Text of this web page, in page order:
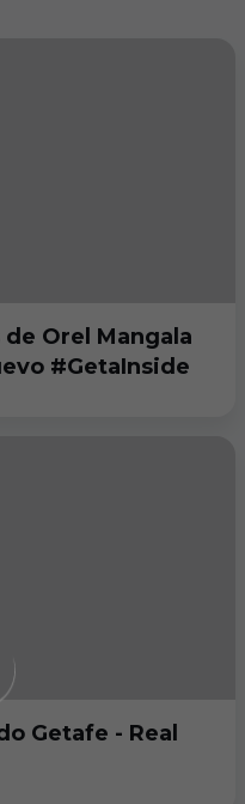
Orel Mangala
#GetaInside
Getafe - Real